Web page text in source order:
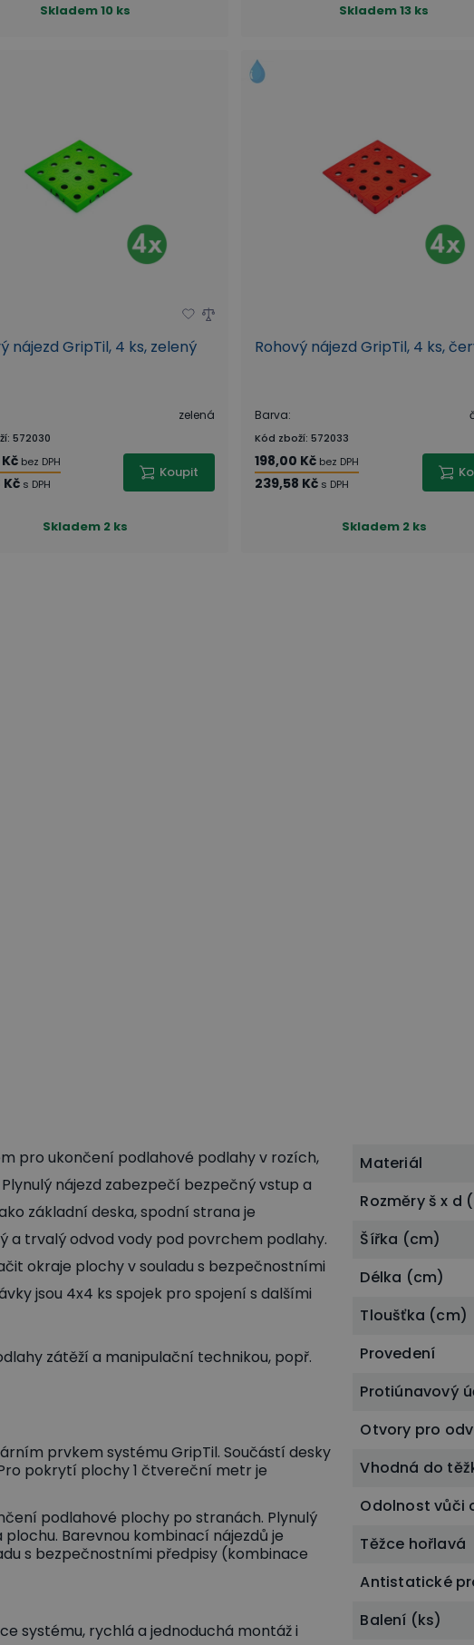
Skladem10 ks Skladem13 ks
nájezd GripTil, 4 ks, zelený
zelená
: 572030
bez DPH
Kč s DPH
Koupit
Skladem 2 ks
Rohový nájezd GripTil, 4 ks,
Barva:
Kód zboží: 572033
198,00 Kč bez DPH
239,58 Kč s DPH
Skladem 2 ks
pro ukončení podlahové podlahy v rozích,
nájezd zabezpečí bezpečný vstup a
základní deska, spodní strana je
a trvalý odvod vody pod povrchem podlahy.
okraje plochy v souladu s bezpečnostními
jsou 4x4 ks spojek pro spojení s dalšími
zátěží a manipulační technikou, popř.
prvkem systému GripTil. Součástí desky
pokrytí plochy 1 čtvereční metr je
podlahové plochy po stranách. Plynulý
Barevnou kombinací nájezdů je
s bezpečnostními předpisy (kombinace
systému, rychlá a jednoduchá montáž i
Materiál
Rozměry š x d
Šířka (cm)
Délka (cm)
Tloušťka (cm)
Provedení
Protiúnavový
Otvory pro
Vhodná do
Odolnost vůči
Těžce hořlavá
Antistatické
Balení (ks)